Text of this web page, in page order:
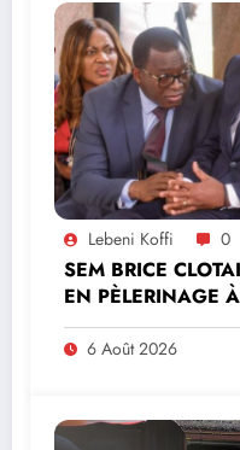
Lebeni Koffi 0
SEM BRICE
EN PÈLERINAGE
MINISTRE
PREND PART À LA
6 Août 2026